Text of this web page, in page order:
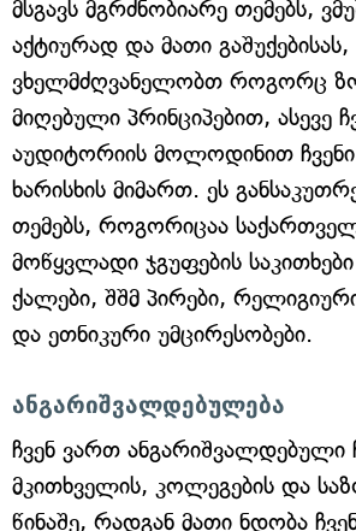
მსგავს მგრძნობიარე თემებს,
აქტიურად და მათი გაშუქებისას,
ვხელმძღვანელობთ როგორც
მიღებული პრინციპებით, ასევე
აუდიტორიის მოლოდინით
ხარისხის მიმართ. ეს
თემებს, როგორიცაა
მოწყვლადი ჯგუფების
ქალები, შშმ პირები,
და ეთნიკური უმცირესობები.
ანგარიშვალდებულება
ჩვენ ვართ ანგარიშვალდებული
მკითხველის, კოლეგების და
წინაშე, რადგან მათი ნდობა